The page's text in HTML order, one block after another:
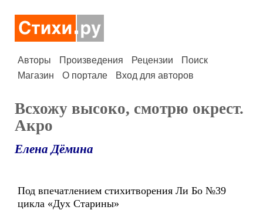
Авторы Произведения Рецензии
Поиск
Магазин
О портале Вход для авторов
Всхожу высоко, смотрю окрест.
Акро
Елена Дёмина
Под впечатлением стихитворения Ли Бо №39
цикла «Дух Старины»